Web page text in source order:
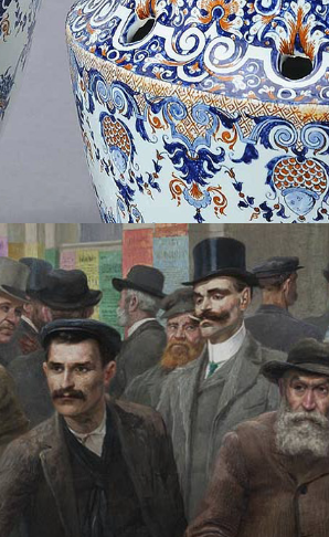
DES SAVOIRS